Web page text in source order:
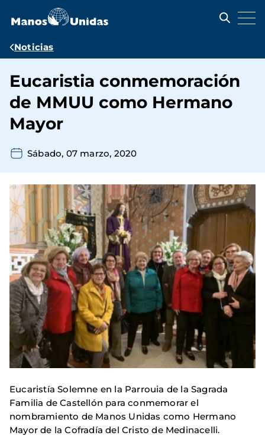
contenido
Ruta
navegación
Noticias
Eucaristia conmemoración
de MMUU como Hermano
Mayor
Sábado, 07 marzo, 2020
Eucaristía Solemne en la Parrouia de la Sagrada
Familia de Castellón para conmemorar el
nombramiento de Manos Unidas como Hermano
Mayor de la Cofradía del Cristo de Medinacelli.